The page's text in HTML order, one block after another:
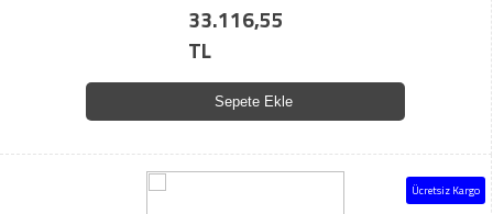
33.116,55
TL
Sepete Ekle
Ücretsiz Kargo